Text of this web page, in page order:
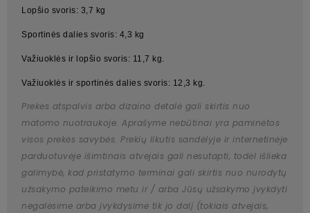
Lopšio svoris: 3,7 kg
Sportinės dalies svoris: 4,3 kg
Važiuoklės ir lopšio svoris: 11,7 kg.
Važiuoklės ir sportinės dalies svoris: 12,3 kg.
Prekės atspalvis arba dizaino detalė gali skirtis nuo
matomo nuotraukoje. Aprašyme nebūtinai yra paminėtos
visos prekės savybės. Prekių likutis sandėlyje ir internetinėje
parduotuvėje išimtinais atvejais gali nesutapti, todėl išlieka
galimybė, kad pristatymo terminai gali skirtis nuo nurodytų
užsakymo pateikimo metu ir / arba Jūsų užsakymo įvykdyti
negalėsime arba įvykdysime tik jo dalį (tokiais atvejais,